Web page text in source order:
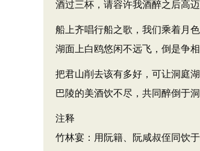
酒过三杯，请容许我酒醉之后高迈
船上齐唱行船之歌，我们乘着月色
湖面上白鸥悠闲不远飞，倒是争
把君山削去该有多好，可让洞庭
巴陵的美酒饮不尽，共同醉倒于洞
注释
竹林宴：用阮籍、阮咸叔侄同饮